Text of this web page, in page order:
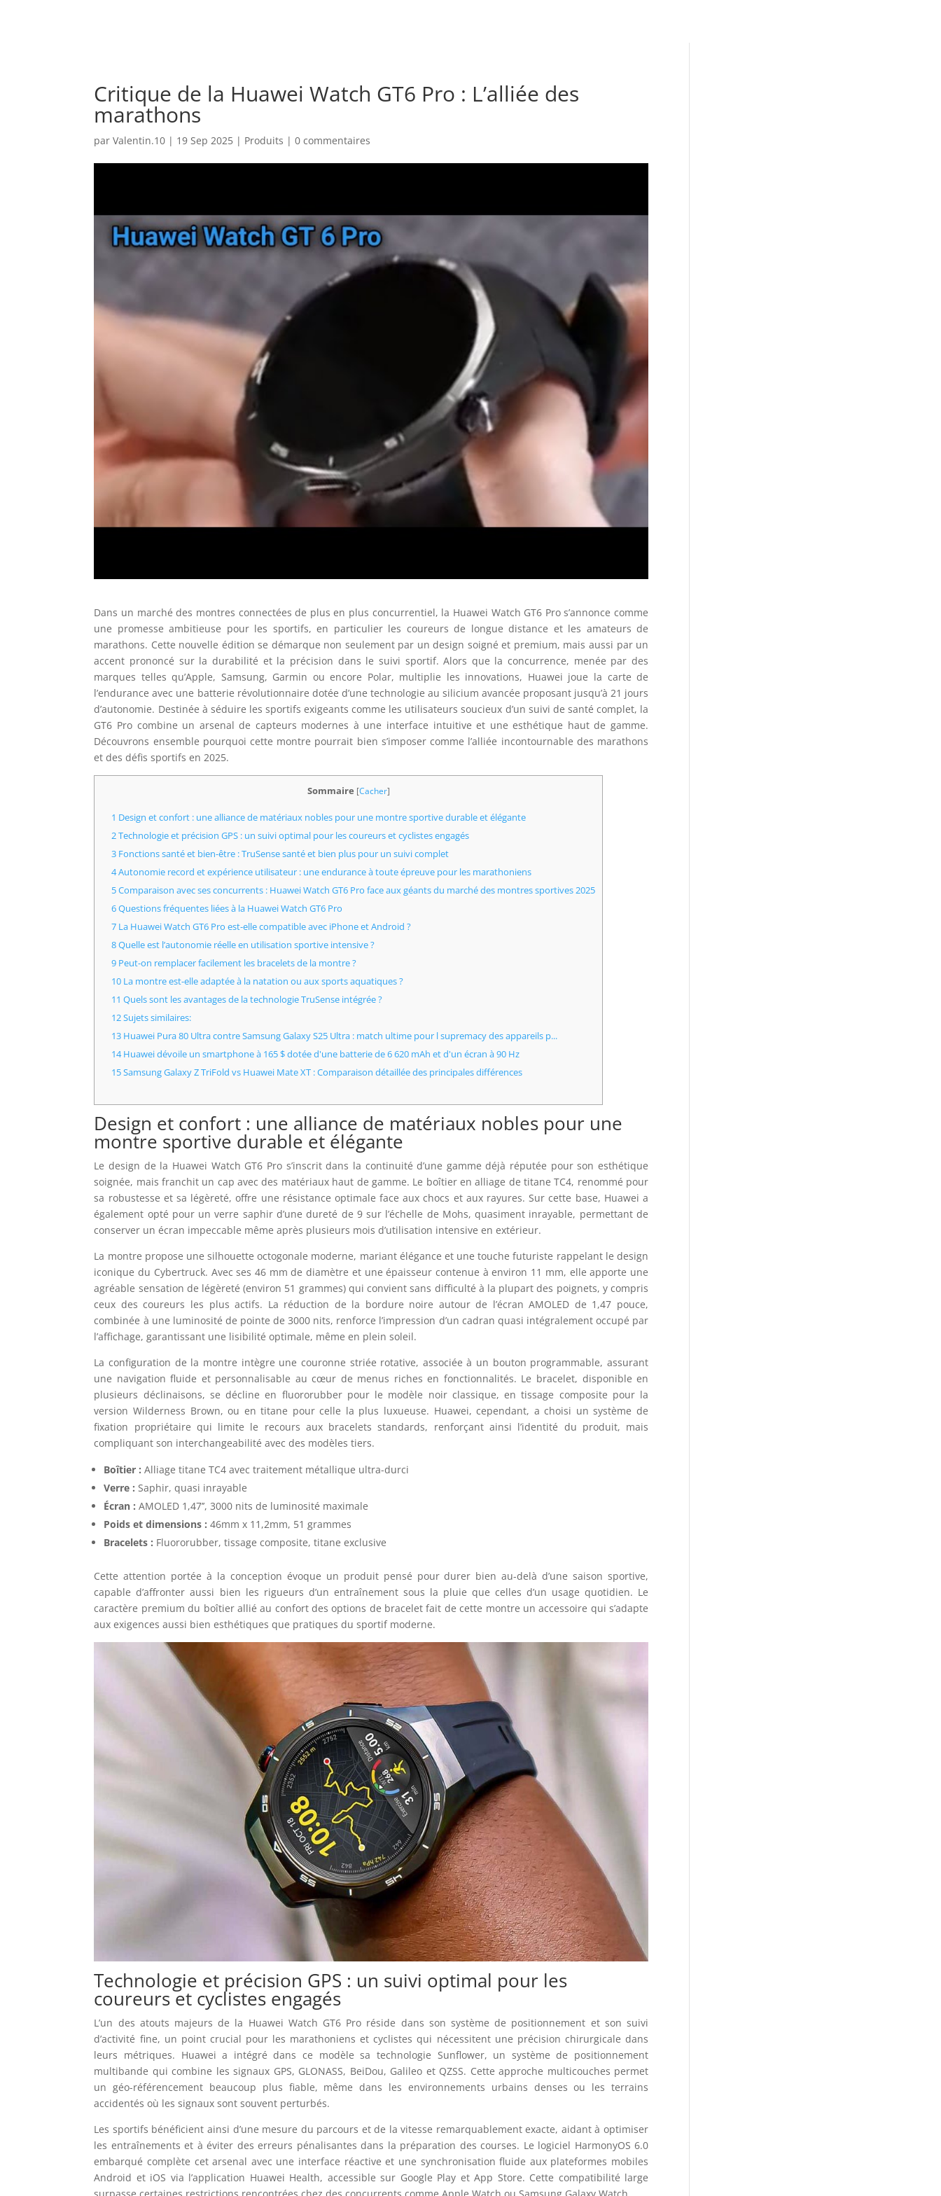
Critique de la Huawei Watch GT6 Pro : L’alliée des
marathons
parValentin.10 | 19 Sep 2025 | Produits |0 commentaires
Dans un marché des montres connectées de plus en plus concurrentiel, la Huawei Watch GT6 Pro s’annonce comme
une promesse ambitieuse pour les sportifs, en particulier les coureurs de longue distance et les amateurs de
marathons. Cette nouvelle édition se démarque non seulement par un design soigné et premium, mais aussi par un
accent prononcé sur la durabilité et la précision dans le suivi sportif. Alors que la concurrence, menée par des
marques telles qu’Apple, Samsung, Garmin ou encore Polar, multiplie les innovations, Huawei joue la carte de
l’endurance avec une batterie révolutionnaire dotée d’une technologie au silicium avancée proposant jusqu’à 21 jours
d’autonomie. Destinée à séduire les sportifs exigeants comme les utilisateurs soucieux d’un suivi de santé complet, la
GT6 Pro combine un arsenal de capteurs modernes à une interface intuitive et une esthétique haut de gamme.
Découvrons ensemble pourquoi cette montre pourrait bien s’imposer comme l’alliée incontournable des marathons
et des défis sportifs en 2025.
Sommaire [Cacher]
1 Design et confort : une alliance de matériaux nobles pour une montre sportive durable et élégante
2 Technologie et précision GPS : un suivi optimal pour les coureurs et cyclistes engagés
3 Fonctions santé et bien-être : TruSense santé et bien plus pour un suivi complet
4 Autonomie record et expérience utilisateur : une endurance à toute épreuve pour les marathoniens
5 Comparaison avec ses concurrents : Huawei Watch GT6 Pro face aux géants du marché des montres sportives 2025
6 Questions fréquentes liées à la Huawei Watch GT6 Pro
7 La Huawei Watch GT6 Pro est-elle compatible avec iPhone et Android ?
8 Quelle est l’autonomie réelle en utilisation sportive intensive ?
9 Peut-on remplacer facilement les bracelets de la montre ?
10 La montre est-elle adaptée à la natation ou aux sports aquatiques ?
11 Quels sont les avantages de la technologie TruSense intégrée ?
12 Sujets similaires:
13 Huawei Pura 80 Ultra contre Samsung Galaxy S25 Ultra : match ultime pour l supremacy des appareils p...
14 Huawei dévoile un smartphone à 165 $ dotée d'une batterie de 6 620 mAh et d'un écran à 90 Hz
15 Samsung Galaxy Z TriFold vs Huawei Mate XT : Comparaison détaillée des principales différences
Design et confort : une alliance de matériaux nobles pour une
montre sportive durable et élégante
Le design de la Huawei Watch GT6 Pro s’inscrit dans la continuité d’une gamme déjà réputée pour son esthétique
soignée, mais franchit un cap avec des matériaux haut de gamme. Le boîtier en alliage de titane TC4, renommé pour
sa robustesse et sa légèreté, offre une résistance optimale face aux chocs et aux rayures. Sur cette base, Huawei a
également opté pour un verre saphir d’une dureté de 9 sur l’échelle de Mohs, quasiment inrayable, permettant de
conserver un écran impeccable même après plusieurs mois d’utilisation intensive en extérieur.
La montre propose une silhouette octogonale moderne, mariant élégance et une touche futuriste rappelant le design
iconique du Cybertruck. Avec ses 46 mm de diamètre et une épaisseur contenue à environ 11 mm, elle apporte une
agréable sensation de légèreté (environ 51 grammes) qui convient sans difficulté à la plupart des poignets, y compris
ceux des coureurs les plus actifs. La réduction de la bordure noire autour de l’écran AMOLED de 1,47 pouce,
combinée à une luminosité de pointe de 3000 nits, renforce l’impression d’un cadran quasi intégralement occupé par
l’affichage, garantissant une lisibilité optimale, même en plein soleil.
La configuration de la montre intègre une couronne striée rotative, associée à un bouton programmable, assurant
une navigation fluide et personnalisable au cœur de menus riches en fonctionnalités. Le bracelet, disponible en
plusieurs déclinaisons, se décline en fluororubber pour le modèle noir classique, en tissage composite pour la
version Wilderness Brown, ou en titane pour celle la plus luxueuse. Huawei, cependant, a choisi un système de
fixation propriétaire qui limite le recours aux bracelets standards, renforçant ainsi l’identité du produit, mais
compliquant son interchangeabilité avec des modèles tiers.
Boîtier : Alliage titane TC4 avec traitement métallique ultra-durci
Verre : Saphir, quasi inrayable
Écran : AMOLED 1,47’’, 3000 nits de luminosité maximale
Poids et dimensions : 46mm x 11,2mm, 51 grammes
Bracelets : Fluororubber, tissage composite, titane exclusive
Cette attention portée à la conception évoque un produit pensé pour durer bien au-delà d’une saison sportive,
capable d’affronter aussi bien les rigueurs d’un entraînement sous la pluie que celles d’un usage quotidien. Le
caractère premium du boîtier allié au confort des options de bracelet fait de cette montre un accessoire qui s’adapte
aux exigences aussi bien esthétiques que pratiques du sportif moderne.
Technologie et précision GPS : un suivi optimal pour les
coureurs et cyclistes engagés
L’un des atouts majeurs de la Huawei Watch GT6 Pro réside dans son système de positionnement et son suivi
d’activité fine, un point crucial pour les marathoniens et cyclistes qui nécessitent une précision chirurgicale dans
leurs métriques. Huawei a intégré dans ce modèle sa technologie Sunflower, un système de positionnement
multibande qui combine les signaux GPS, GLONASS, BeiDou, Galileo et QZSS. Cette approche multicouches permet
un géo-référencement beaucoup plus fiable, même dans les environnements urbains denses ou les terrains
accidentés où les signaux sont souvent perturbés.
Les sportifs bénéficient ainsi d’une mesure du parcours et de la vitesse remarquablement exacte, aidant à optimiser
les entraînements et à éviter des erreurs pénalisantes dans la préparation des courses. Le logiciel HarmonyOS 6.0
embarqué complète cet arsenal avec une interface réactive et une synchronisation fluide aux plateformes mobiles
Android et iOS via l’application Huawei Health, accessible sur Google Play et App Store. Cette compatibilité large